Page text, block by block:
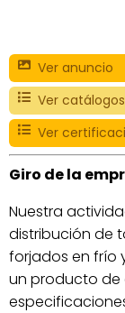
Ver anuncio
Ver
Ver
Giro de la
Nuestra
distribución de
forjados en frío
un producto de